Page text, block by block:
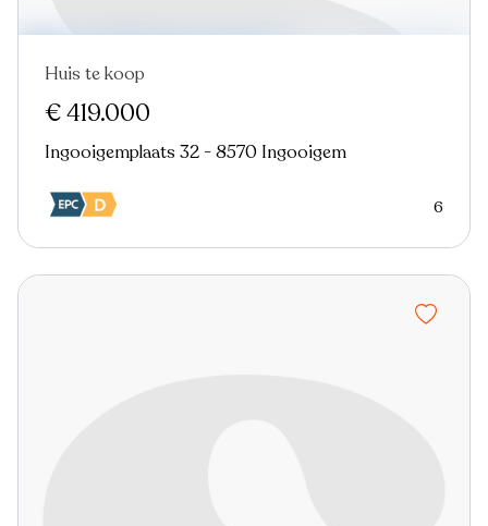
Huis te koop
€ 419.000
Ingooigemplaats 32 - 8570 Ingooigem
6